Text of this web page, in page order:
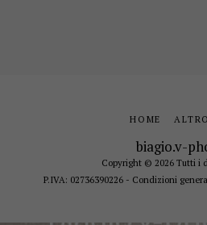
biagio.v-
Copyright © 2026 Tutti i
P.IVA: 02736390226 - Condizioni
HOME ALTRO